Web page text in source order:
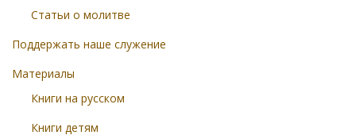
Статьи о молитве
Поддержать наше служение
Материалы
Книги на русском
Книги детям